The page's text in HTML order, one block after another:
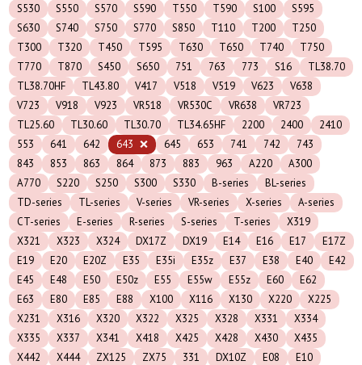
S530
S550 S570 S590 T550 T590 S100
S595
S630
S740 S750 S770 S850 T110 T200
T250
T300
T320 T450 T595 T630 T650 T740
T750
T770
T870 S450 S650 751 763 773 S16
TL38.70
TL38.70HF
TL43.80 V417 V518 V519 V623
V638
V723
V918 V923 VR518 VR530C VR638
VR723
TL25.60
TL30.60 TL30.70 TL34.65HF 2200 2400
2410
553
641 642 643 645 653 741 742
743
843
853 863 864 873 883 963 A220
A300
A770
S220 S250 S300 S330 B-series
BL-series
TD-series
TL-series V-series VR-series X-series
A-series
CT-series
E-series R-series S-series T-series
X319
X321
X323 X324 DX17Z DX19 E14 E16 E17
E17Z
E19
E20 E20Z E35 E35i E35z E37 E38 E40
E42
E45
E48 E50 E50z E55 E55w E55z E60
E62
E63
E80 E85 E88 X100 X116 X130 X220
X225
X231
X316 X320 X322 X325 X328 X331
X334
X335
X337 X341 X418 X425 X428 X430
X435
X442
X444 ZX125 ZX75 331 DX10Z E08
E10